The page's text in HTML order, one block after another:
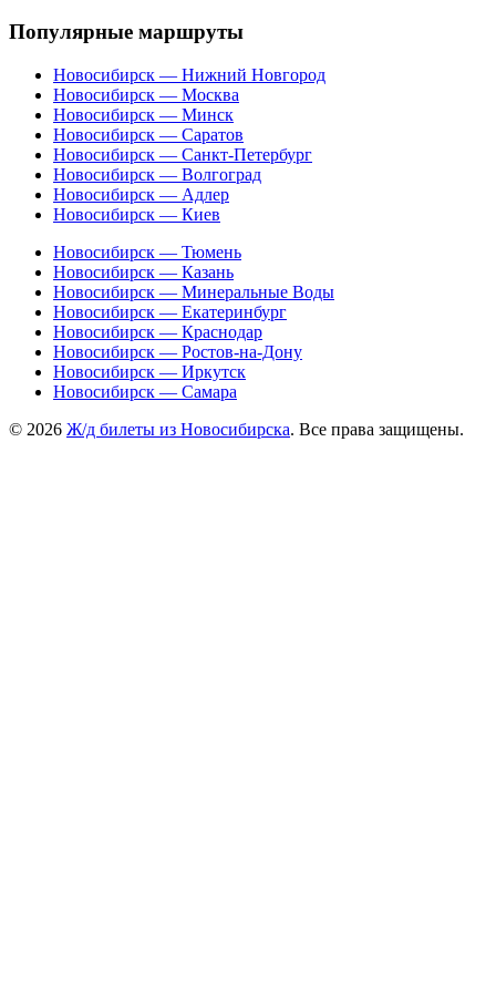
Популярные маршруты
Новосибирск — Нижний Новгород
Новосибирск — Москва
Новосибирск — Минск
Новосибирск — Саратов
Новосибирск — Санкт-Петербург
Новосибирск — Волгоград
Новосибирск — Адлер
Новосибирск — Киев
Новосибирск — Тюмень
Новосибирск — Казань
Новосибирск — Минеральные Воды
Новосибирск — Екатеринбург
Новосибирск — Краснодар
Новосибирск — Ростов-на-Дону
Новосибирск — Иркутск
Новосибирск — Самара
© 2026 Ж/д билеты из Новосибирска. Все права защищены.